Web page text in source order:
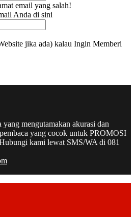
email yang salah!
Anda di sini
jika ada) kalau Ingin Memberi
mengutamakan akurasi dan
yang cocok untuk PROMOSI
kami lewat SMS/WA di 081